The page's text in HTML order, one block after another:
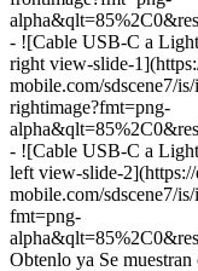
- ![Cable USB-C a
right view-slide-
mobile.com/sdscene7/
rightimage?fmt=png-
- ![Cable USB-C a
left view-slide-2](https://
mobile.com/sdscene7/
fmt=png-
Obtenlo ya Se muestran opciones disponibles en __storeLocation__ ## Personaliza tu accesorio Ver todas las ofertas 1 Exclusivo por Internet: ahorra un 25% en 3 accesorios o más ### __Color:__ Color: ### __Color:__ Negro Color: Negro En existencia __Obtenlo ya__ Comprar en __storeLocation__ No se ha podido recuperar información de la tienda. __Recogerlo en una tienda__ Se muestran artículos en __storeLocation__ No se ha podido recuperar información de la tienda. __stockStatusLabel__, storeLocation o __enviarlo__ al seleccionar Enviármelo en el carrito. ### Opciones de entrega Deseo que me lo envíen Fecha de envío est. Aug 8 - Aug 11 Recogerlo en una tienda stockStatusLabel storeLocation (storeDistance mi) [Editar ubicación](#) Encuentra una tienda cerca [Editar ubicación](#) __Agotado__ __Agotado__ __En existencia__ Cargando Cargando Cargando Cargando Cargando Cargando Cargando Cargando Cargando Cargando Cargando Cargando Cargando Cargando opciones de entrega, por favor espera Método de entrega Entrega el mismo día No disponible en currentZipCode Recíbelo alrededor de las expectedDeliveryTime Costo de entrega real: $9.99 Costo de entrega con descuento: gratis Recoger en la tienda Agotado en storeName Hoy en storeName Gratis Envío No disponible Fecha de envío estimada: shippingDate Gratis Método de entrega Entrega el mismo día No disponible en currentZipCode Recíbelo alrededor de las expectedDeliveryTime Costo de entrega real: $9.99 Costo de entrega con descuento: gratis Entrega el mismo día No disponible en currentZipCode Recíbelo alrededor de las Invalid Date Costo de entrega real: $9.99 Costo de entrega con descuento: gratis Recoger en la tienda Agotado en storeName Hoy en storeName Gratis Recoger en la tienda Agotado en storeName Agotado en Dulles Retail Pl & Columbia Pl Hoy en Dulles Retail Pl & Columbia Pl Gratis Envío No disponible Fecha de envío estimada: shippingDate Gratis Envío No disponible Fecha de envío estimada: Aug 8 - Aug 11 Gratis __Tu tienda:__ [storeLocation (storeDistance mi)](#) Encuentra una tienda cerca [Editar ubicación](#) No disponible en currentZipCode No disponible en # Entregar a currentZipCode Editar ubicación # Enviar a currentZipCode __¿Eres un cliente nuevo o existente?__ Cliente existente Cliente nuevo __Bienvenido a T-Mobile (cliente nuevo)__ Editar __Elegir una opción de pago__ __Pagar mensualmente__ A pagar hoy $0.00 + impuestos $1.25/mes por 12 meses __Pagar el monto total__ $14.99 \+ impuesto Si eliges pagar mensualmente y cancelas el servicio móvil, deberás pagar el saldo restante del accesorio. Para clientes elegibles. Tasa de interés anual de 0%. Se requiere servicio elegible. [](https://es.t-mobile.com) __Con plan de pago: actualMonthlyValue/mes por paymentTerms meses, sin intereses.__ A pagar hoy dueToday + impuestos y otros cargos __Precio sin descuento: payInFullStrikeThroughValue payInFull__ + impuesto Si eliges pagar mensualmente y cancelas el servicio móvil, deberás pagar el saldo restante del dispositivo. Solo para clientes elegibles. 0% de interés anual (APR). Se requiere compra mínima de $49 en accesorios y servicio elegible. [](https://es.t-mobile.com) 1 Quantity 1 Agregar Dulles Retail Pl & Columbia Pl (1 mi) __¿Deseas recibirlo antes?__ Encontrar tiendas cercanas Detalles ### Otras características * * * Cable USB-C a Lightning GoTo™, 4 ft ### ¿Qué hay en la caja? * * * - Cable de 4 pies ###